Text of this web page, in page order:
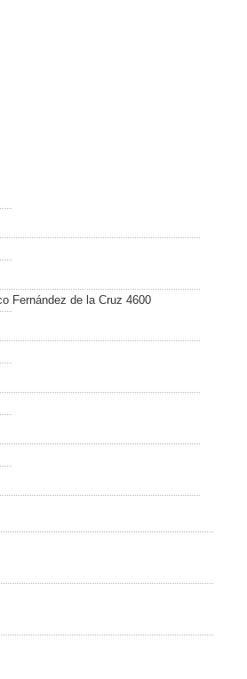
Fernández de la Cruz 4600